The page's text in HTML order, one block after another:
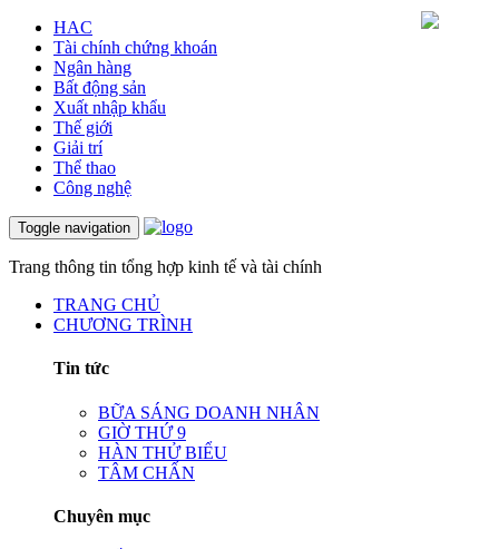
HAC
Tài chính chứng khoán
Ngân hàng
Bất động sản
Xuất nhập khẩu
Thế giới
Giải trí
Thể thao
Công nghệ
Toggle navigation
Trang thông tin tổng hợp kinh tế và tài chính
TRANG CHỦ
CHƯƠNG TRÌNH
Tin tức
BỮA SÁNG DOANH NHÂN
GIỜ THỨ 9
HÀN THỬ BIỂU
TÂM CHẤN
Chuyên mục